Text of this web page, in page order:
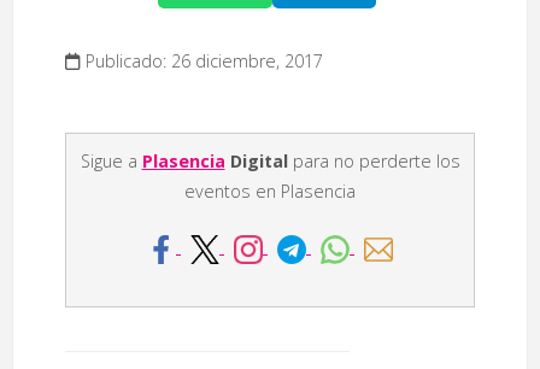
Publicado: 26 diciembre, 2017
Sigue a Plasencia Digitalpara no perderte los
eventos en Plasencia